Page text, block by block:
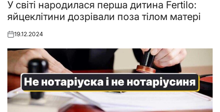
in
У світі народилася перша дитина Fertilo:
яйцеклітини дозрівали поза тілом матері
Posted
19.12.2024